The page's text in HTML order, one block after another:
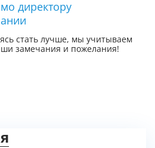
директору
стать лучше, мы учитываем
замечания и пожелания!